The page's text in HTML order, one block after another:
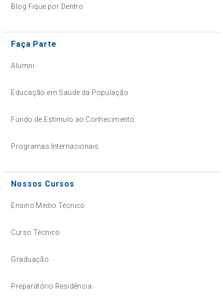
Blog Fique por Dentro
Faça Parte
Alumni
Educação em Saúde da População
Fundo de Estímulo ao Conhecimento
Programas Internacionais
Nossos Cursos
Ensino Médio Técnico
Curso Técnico
Graduação
Preparatório Residência